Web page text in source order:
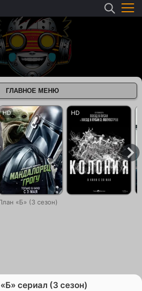
«Б» (3 сезон)
сериал (3 сезон)
ГЛАВНОЕ МЕНЮ